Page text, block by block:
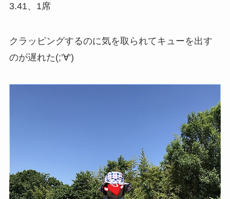
3.41、1席
クラッピングするのに気を取られてキューを出す
のが遅れた(;’∀’)